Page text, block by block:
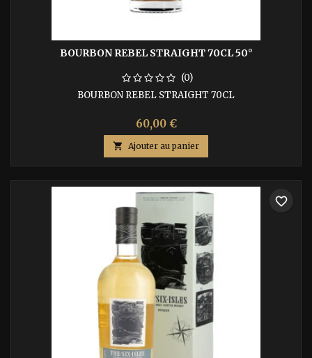
BOURBON REBEL STRAIGHT 70CL 50°
(0)
BOURBON REBEL STRAIGHT 70CL
60,00 €
 Ajouter au panier
favorite_border